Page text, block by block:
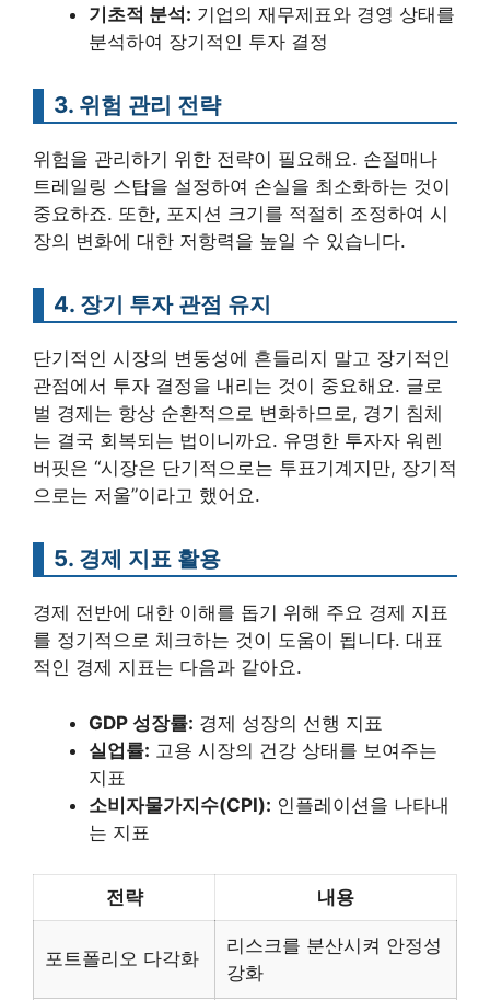
기초적 분석: 기업의 재무제표와 경영 상태를
분석하여 장기적인 투자 결정
3. 위험 관리 전략
위험을 관리하기 위한 전략이 필요해요. 손절매나
트레일링 스탑을 설정하여 손실을 최소화하는 것이
중요하죠. 또한, 포지션 크기를 적절히 조정하여 시
장의 변화에 대한 저항력을 높일 수 있습니다.
4. 장기 투자 관점 유지
단기적인 시장의 변동성에 흔들리지 말고 장기적인
관점에서 투자 결정을 내리는 것이 중요해요. 글로
벌 경제는 항상 순환적으로 변화하므로, 경기 침체
는 결국 회복되는 법이니까요. 유명한 투자자 워렌
버핏은 “시장은 단기적으로는 투표기계지만, 장기적
으로는 저울”이라고 했어요.
5. 경제 지표 활용
경제 전반에 대한 이해를 돕기 위해 주요 경제 지표
를 정기적으로 체크하는 것이 도움이 됩니다. 대표
적인 경제 지표는 다음과 같아요.
GDP 성장률: 경제 성장의 선행 지표
실업률: 고용 시장의 건강 상태를 보여주는
지표
소비자물가지수(CPI): 인플레이션을 나타내
는 지표
전략 내용
포트폴리오 다각화
리스크를 분산시켜 안정성
강화